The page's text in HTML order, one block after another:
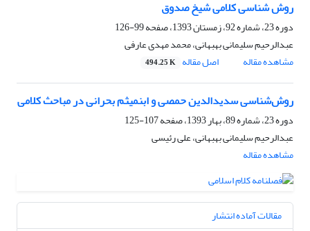
روش شناسی کلامی شیخ صدوق
دوره 23، شماره 92، زمستان 1393، صفحه
99-126
عبدالرحیم سلیمانی بهبهانی، محمد مهدی عارفی
مشاهده مقاله
اصل مقاله 494.25 K
روش‌شناسی سدیدالدین حمصی و ابن‏میثم بحرانی در مباحث کلامی
دوره 23، شماره 89، بهار 1393، صفحه
107-125
عبدالرحیم سلیمانی بهبهانی، علی رئیسی
مشاهده مقاله
مقالات آماده انتشار